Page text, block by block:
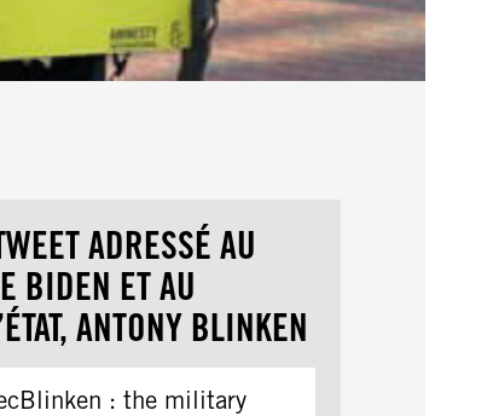
ADRESSÉ AU
BIDEN ET AU
ANTONY BLINKEN
: the military